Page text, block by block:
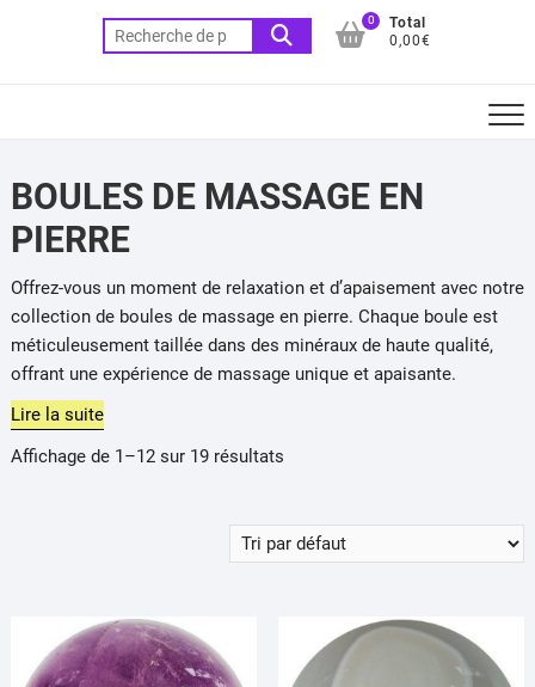
Recherche
pour :
0
Total
0,00€
BOULES DE MASSAGE EN
PIERRE
Offrez-vous un moment de relaxation et d’apaisement avec notre
collection de boules de massage en pierre. Chaque boule est
méticuleusement taillée dans des minéraux de haute qualité,
offrant une expérience de massage unique et apaisante.
Lire la suite
Affichage de 1–12 sur 19 résultats